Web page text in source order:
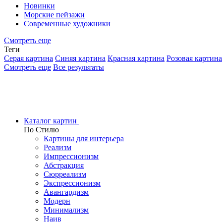
Новинки
Морские пейзажи
Современные художники
Смотреть еще
Теги
Серая картина Синяя картина Красная картина Розовая картина
Смотреть еще Все результаты
Каталог картин
По Стилю
Картины для интерьера
Реализм
Импрессионизм
Абстракция
Сюрреализм
Экспрессионизм
Авангардизм
Модерн
Минимализм
Наив